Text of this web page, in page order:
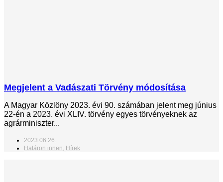
Megjelent a Vadászati Törvény módosítása
A Magyar Közlöny 2023. évi 90. számában jelent meg június
22-én a 2023. évi XLIV. törvény egyes törvényeknek az
agrárminiszter...
2023.06.26.
Határon innen Hírek